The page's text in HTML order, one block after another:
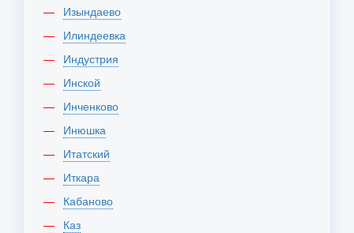
Изындаево
Илиндеевка
Индустрия
Инской
Инченково
Инюшка
Итатский
Иткара
Кабаново
Каз